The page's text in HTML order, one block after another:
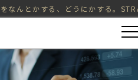
んとかする、どうにかする。